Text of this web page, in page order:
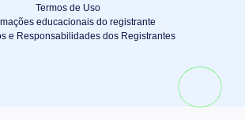
Termos de Uso
educacionais do registrante
e Responsabilidades dos Registrantes